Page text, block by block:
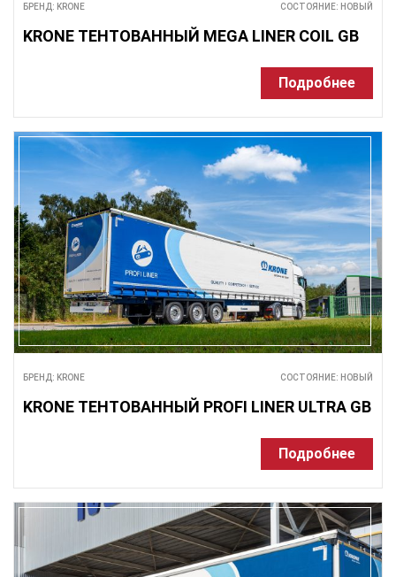
БРЕНД: KRONE СОСТОЯНИЕ: НОВЫЙ
KRONE ТЕНТОВАННЫЙ MEGA LINER COIL GB
Подробнее
БРЕНД: KRONE СОСТОЯНИЕ: НОВЫЙ
KRONE ТЕНТОВАННЫЙ PROFI LINER ULTRA GB
Подробнее